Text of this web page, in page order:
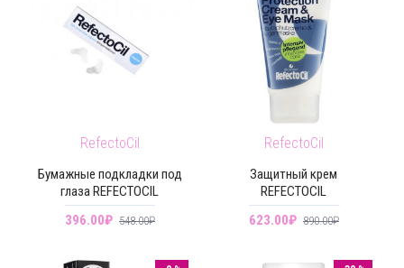
RefectoCil
Бумажные подкладки под
глаза REFECTOCIL
396.00₽ 548.00₽
RefectoCil
Защитный крем
REFECTOCIL
623.00₽ 890.00₽